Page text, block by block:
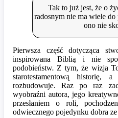
Tak to już jest, że o
radosnym nie ma wiele
ono nie
Pierwsza część dotycząca
inspirowana Biblią i nie
podobieństw. Z tym, że wizja
starotestamentową
rozbudowuje. Raz po raz
wyobraźni autora, jego
przesłaniem o roli,
odwiecznego pojedynku dobra ze